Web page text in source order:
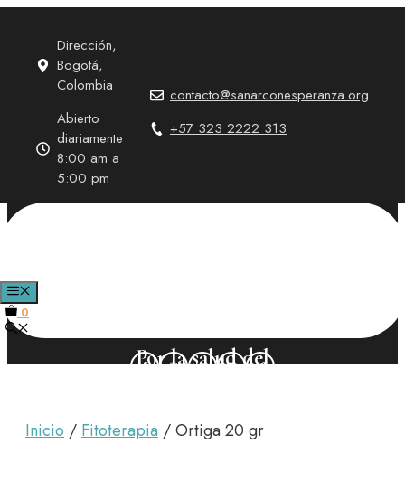
contenido
Dirección,
Bogotá,
Colombia
Abierto
diariamente
8:00 am a
5:00 pm
contacto@sanarconesperanza.org
+57 323 2222 313
0
Por la salud del
Inicio /Fitoterapia / Ortiga 20 gr